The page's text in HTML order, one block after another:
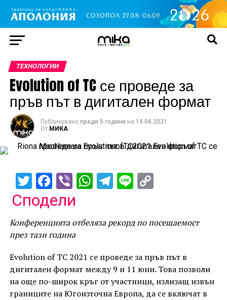
TЕХНОЛОГИИ
Evolution of TC се проведе за
пръв път в дигитален формат
Публикувано преди 5 години на 14.06.2021
От МИКА
TwitterFacebook
ViberWhatsApp
Telegram
Line
Сподели
Конференцията отбеляза рекорд по посещаемост
през тази година
Evolution of TC 2021 се проведе за пръв път в
дигитален формат между 9 и 11 юни. Това позволи
на още по-широк кръг от участници, излизащ извън
границите на Югоизточна Европа, да се включат в